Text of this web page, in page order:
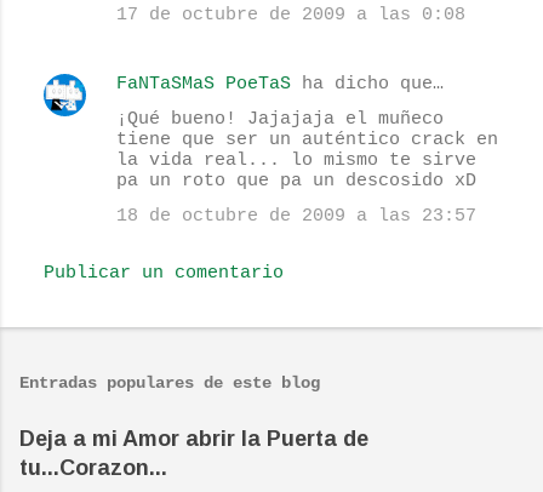
a
17 de octubre de 2009 a las 0:08
FaNTaSMaS PoeTaS ha dicho que…
¡Qué bueno! Jajajaja el muñeco
tiene que ser un auténtico crack en
la vida real... lo mismo te sirve
pa un roto que pa un descosido xD
18 de octubre de 2009 a las 23:57
Publicar un comentario
Entradas populares de este blog
Deja a mi Amor abrir la Puerta de
tu...Corazon...